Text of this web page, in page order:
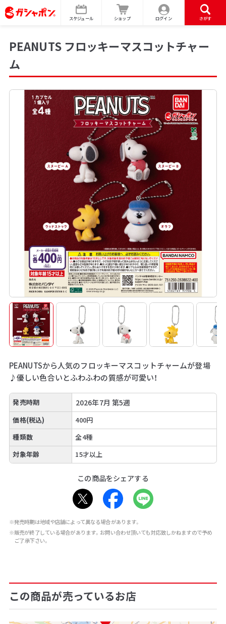
スケジュール ショップ ログイン さがす
PEANUTS フロッキーマスコットチャー
ム
PEANUTSから人気のフロッキーマスコットチャームが登場
♪優しい色合いとふわふわの質感が可愛い！
発売時期 2026年7月 第5週
価格(税込)
400円
種類数
全4種
対象年齢
15才以上
この商品をシェアする
※発売時期は地域や店舗によって異なる場合があります。
※販売が終了している場合があります。お問い合わせ頂いても対応致しかねますので予め
ご了承下さい。
この商品が売っているお店